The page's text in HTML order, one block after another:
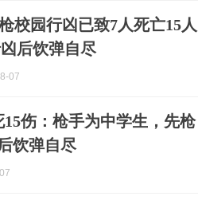
校园行凶已致7人死亡15人
后饮弹自尽
07
伤：枪手为中学生，先枪
饮弹自尽